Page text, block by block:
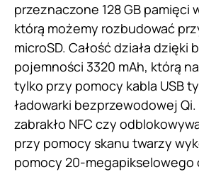
przeznaczone 128 GB pamięci
którą możemy rozbudować
microSD. Całość działa dzięki
pojemności 3320 mAh, którą
tylko przy pomocy kabla USB
ładowarki bezprzewodowej
zabrakło NFC czy
przy pomocy skanu twarzy
pomocy 20-megapikselowego